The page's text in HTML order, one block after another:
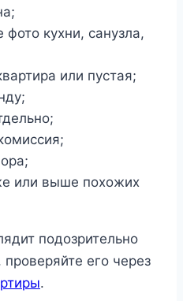
фото кухни, санузла,
или пустая;
или выше похожих
подозрительно
его через
.